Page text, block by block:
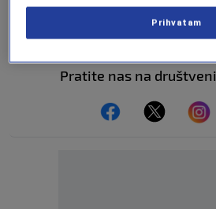
Budi prvi koji će
Pratite nas na
Prihvatam